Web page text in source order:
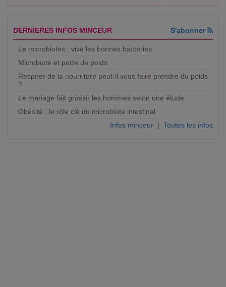
DERNIERES INFOS MINCEUR S'abonner
Le microbiotes : vive les bonnes bactéries
Microbiote et perte de poids
Respirer de la nourriture peut-il vous faire prendre du poids
?
Le mariage fait grossir les hommes selon une étude
Obésité : le rôle clé du microbiote intestinal
Infos minceur | Toutes les infos